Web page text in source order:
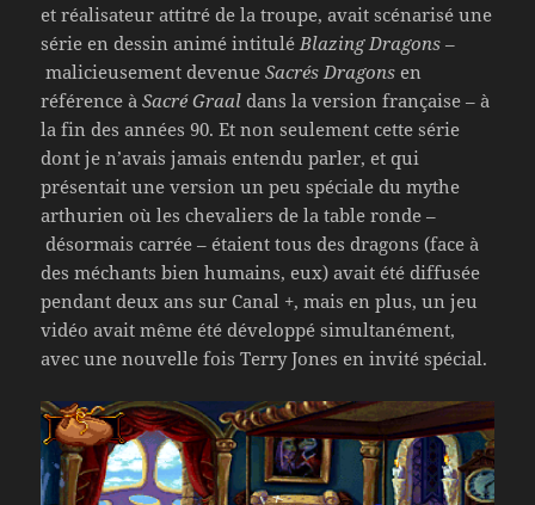
et réalisateur attitré de la troupe, avait scénarisé une
série en dessin animé intitulé Blazing Dragons –
malicieusement devenueSacrés Dragons en
référence àSacré Graal dans la version française – à
la fin des années 90. Et non seulement cette série
dont je n’avais jamais entendu parler, et qui
présentait une version un peu spéciale du mythe
arthurien où les chevaliers de la table ronde –
désormais carrée – étaient tous des dragons (face à
des méchants bien humains, eux) avait été diffusée
pendant deux ans sur Canal +, mais en plus, un jeu
vidéo avait même été développé simultanément,
avec une nouvelle fois Terry Jones en invité spécial.